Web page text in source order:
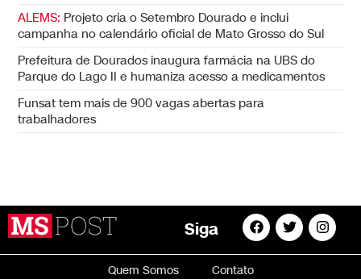
ALEMS: Projeto cria o Setembro Dourado e inclui
campanha no calendário oficial de Mato Grosso do Sul
Prefeitura de Dourados inaugura farmácia na UBS do
Parque do Lago II e humaniza acesso a medicamentos
Funsat tem mais de 900 vagas abertas para
trabalhadores
Siga
Quem Somos Contato